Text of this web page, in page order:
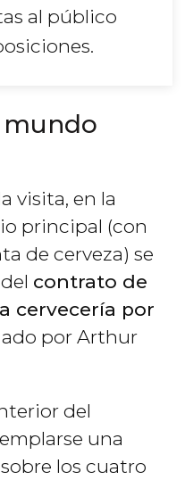
al público
mundo
visita, en la
principal (con
de cerveza) se
contrato de
cervecería por
por Arthur
del
una
los cuatro